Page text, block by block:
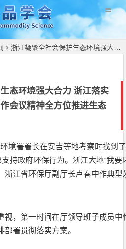
浙江凝聚全社会保护生态环境强大合力 浙江落实全国生态环境宣传工作会议精神全方位推进生态环境宣传工作
态环境强大合力 浙江落实
会议精神全方位推进生态
境署署长在安吉等地考察时找到
支持政府环保行为。浙江大地‘我要
浙江省环保厅副厅长卢春中作典
视，第一时间在厅领导班子成员
部署贯彻落实方案。